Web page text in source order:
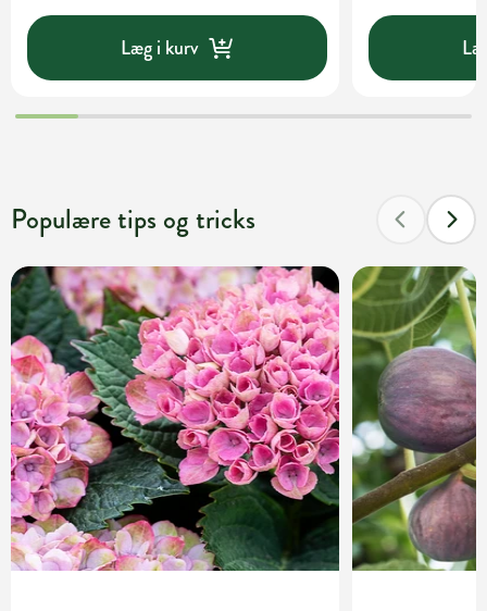
Læg i kurv
Populære tips og tricks